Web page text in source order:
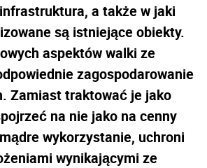
a także w jaki
są istniejące obiekty.
aspektów walki ze
zagospodarowanie
Zamiast traktować je jako
na nie jako na cenny
wykorzystanie, uchroni
wynikającymi ze